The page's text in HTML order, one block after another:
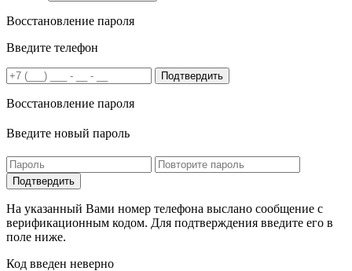
Восстановление пароля
Введите телефон
Подтвердить
Восстановление пароля
Введите новый пароль
На указанный Вами номер телефона выслано сообщение с
верификационным кодом. Для подтверждения введите его в
поле ниже.
Код введен неверно